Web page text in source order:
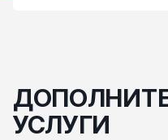
УСЛУГИ